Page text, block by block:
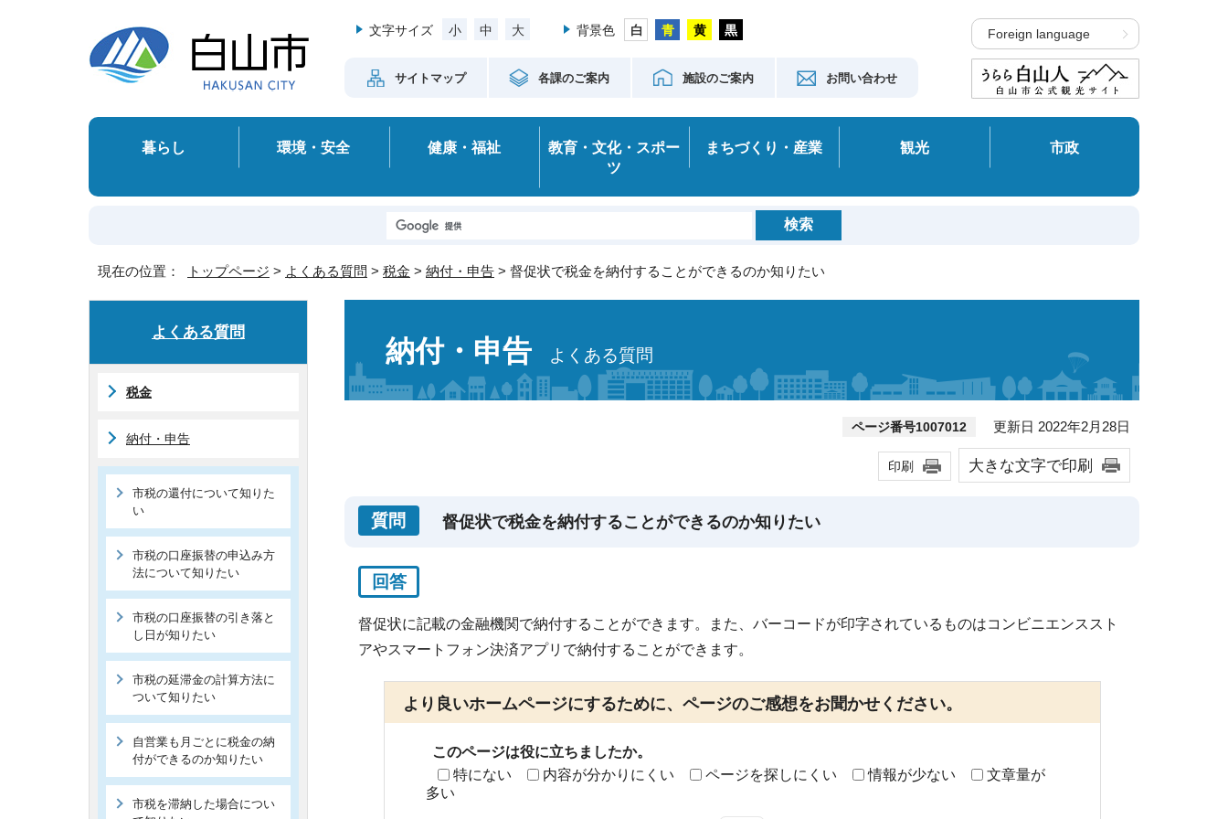
文字サイズ 小 中 大 背景色
サイトマップ 各課のご案内 施設のご案内 お問い合わせ
Foreign language
暮らし 環境・安全 健康・福祉
教育・文化・スポー
ツ
まちづくり・産業 観光 市政
現在の位置： トップページ > よくある質問 > 税金 > 納付・申告 > 督促状で税金を納付することができるのか知りたい
納付・申告 よくある質問
ページ番号1007012 更新日 2022年2月28日
印刷 大きな文字で印刷
質問 督促状で税金を納付することができるのか知りたい
回答
督促状に記載の金融機関で納付することができます。また、バーコードが印字されているものはコンビニエンススト
アやスマートフォン決済アプリで納付することができます。
より良いホームページにするために、ページのご感想をお聞かせください。
このページは役に立ちましたか。
特にない
内容が分かりにくい ページを探しにくい 情報が少ない
文章量が
多い
よくある質問
税金
納付・申告
市税の還付について知りた
い
市税の口座振替の申込み方
法について知りたい
市税の口座振替の引き落と
し日が知りたい
市税の延滞金の計算方法に
ついて知りたい
自営業も月ごとに税金の納
付ができるのか知りたい
市税を滞納した場合につい